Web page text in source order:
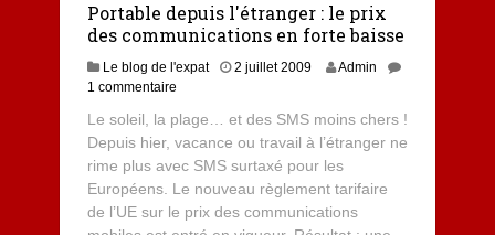
Portable depuis l'étranger : le prix
des communications en forte baisse
Le blog de l'expat 2 juillet 2009
Admin
1 commentaire
Le soleil, la plage… et des SMS moins chers !
Depuis hier, vacance ou travail à l’étranger ne
rime plus avec SMS surtaxé pour les
Européens. Le nouveau règlement tarifaire
de l’UE sur le prix des communications